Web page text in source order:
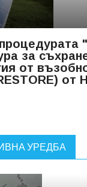
за
от
от
УРЕДБА